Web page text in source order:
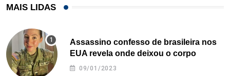
MAIS LIDAS
Assassino confesso de brasileira nos
EUA revela onde deixou o corpo
09/01/2023